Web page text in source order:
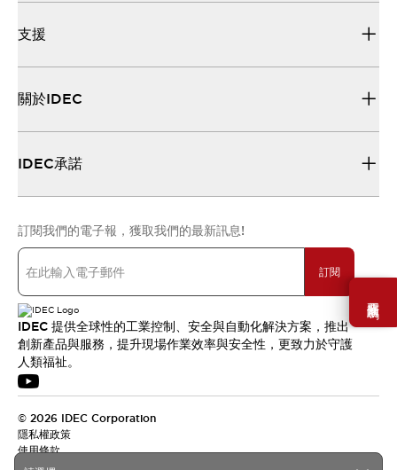
需要幫助嗎？
支援
關於IDEC
IDEC承諾
訂閱我們的電子報，獲取我們的最新訊息!
訂閱
IDEC 提供全球性的工業控制、安全與自動化解決方案，推出
創新產品與服務，提升現場作業效率與安全性，更致力於守護
人類福祉。
© 2026 IDEC Corporation
隱私權政策
使用條款